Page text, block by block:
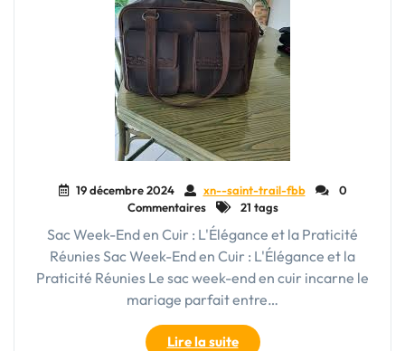
19 décembre 2024 xn--saint-trail-fbb
0
Commentaires
21 tags
Sac Week-End en Cuir : L'Élégance et la Praticité
Réunies Sac Week-End en Cuir : L'Élégance et la
Praticité Réunies Le sac week-end en cuir incarne le
mariage parfait entre…
Lire la suite"Sac